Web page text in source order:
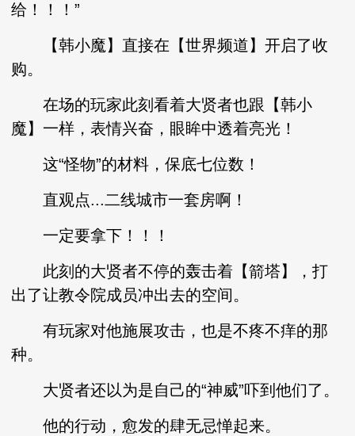
给！！！”
【韩小魔】直接在【世界频道】开启了收
购。
在场的玩家此刻看着大贤者也跟【韩小
魔】一样，表情兴奋，眼眸中透着亮光！
这“怪物”的材料，保底七位数！
直观点...二线城市一套房啊！
一定要拿下！！！
此刻的大贤者不停的轰击着【箭塔】，打
出了让教令院成员冲出去的空间。
有玩家对他施展攻击，也是不疼不痒的那
种。
大贤者还以为是自己的“神威”吓到他们了。
他的行动，愈发的肆无忌惮起来。